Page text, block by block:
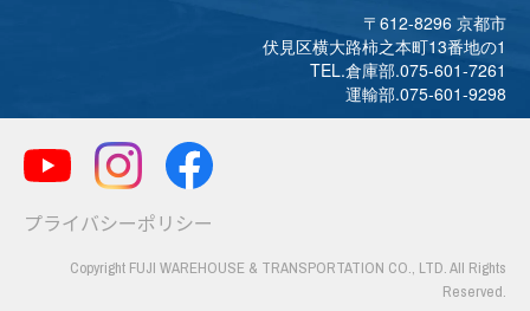
〒612-8296 京都市
伏見区横大路柿之本町13番地の1
TEL.倉庫部.075-601-7261
運輸部.075-601-9298
プライバシーポリシー
Copyright FUJI WAREHOUSE & TRANSPORTATION CO., LTD. All Rights
Reserved.